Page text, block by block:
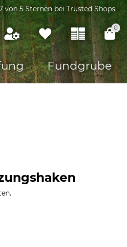
von 5 Sternen bei Trusted Shops
0
Fundgrube